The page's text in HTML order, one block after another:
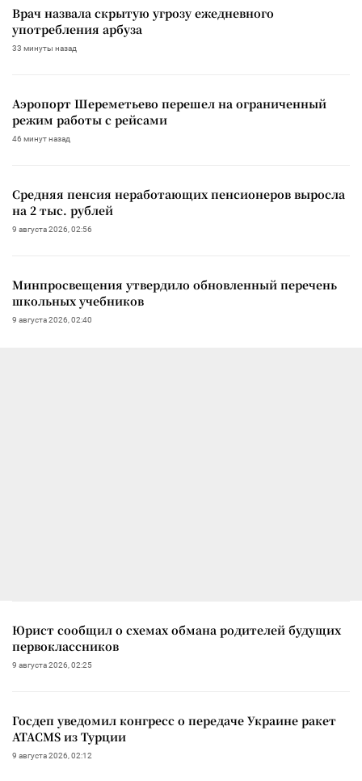
Врач назвала скрытую угрозу ежедневного
употребления арбуза
33 минуты назад
Аэропорт Шереметьево перешел на ограниченный
режим работы с рейсами
46 минут назад
Средняя пенсия неработающих пенсионеров выросла
на 2 тыс. рублей
9 августа 2026, 02:56
Минпросвещения утвердило обновленный перечень
школьных учебников
9 августа 2026, 02:40
Юрист сообщил о схемах обмана родителей будущих
первоклассников
9 августа 2026, 02:25
Госдеп уведомил конгресс о передаче Украине ракет
ATACMS из Турции
9 августа 2026, 02:12